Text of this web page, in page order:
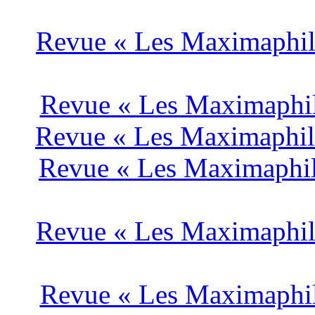
Revue « Les
Revue « Les
Revue « Les
Revue « Les
Revue « Les
Revue « Les